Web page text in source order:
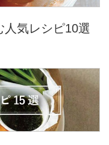
気レシピ10選